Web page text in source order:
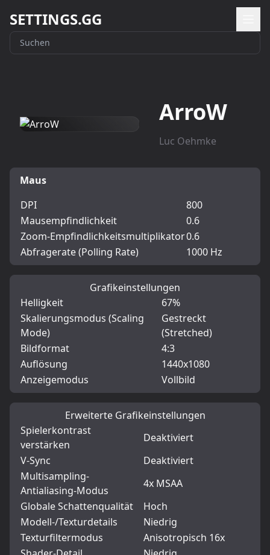
SETTINGS.GG
ArroW
Luc Oehmke
Maus
DPI
800
Mausempfindlichkeit
0.6
Zoom-Empfindlichkeitsmultiplikator0.6
Abfragerate (Polling Rate)
1000 Hz
Grafikeinstellungen
Helligkeit
67%
Skalierungsmodus (Scaling
Mode)
Gestreckt
(Stretched)
Bildformat
4:3
Auflösung
1440x1080
Anzeigemodus
Vollbild
Erweiterte Grafikeinstellungen
Spielerkontrast
verstärken
Deaktiviert
V-Sync
Deaktiviert
Multisampling-
Antialiasing-Modus
4x MSAA
Globale Schattenqualität
Hoch
Modell-/Texturdetails
Niedrig
Texturfiltermodus
Anisotropisch 16x